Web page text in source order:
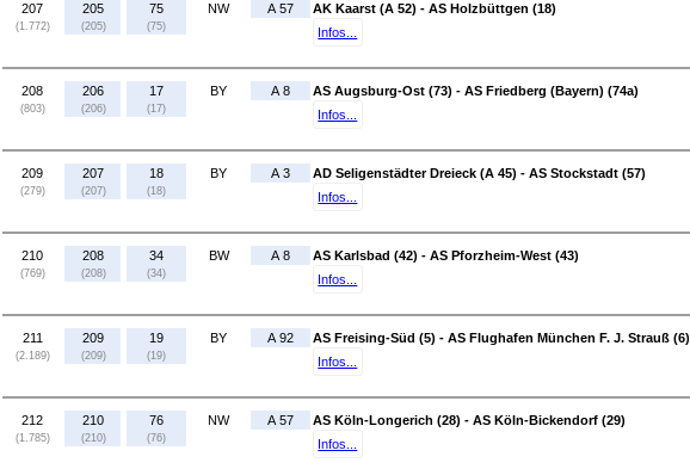
207
(1.772)
205
(205)
75
(75)
NW A 57
AK Kaarst (A 52) - AS Holzbüttgen (18)
Infos...
208
(803)
206
(206)
17
(17)
BY A 8
AS Augsburg-Ost (73) - AS Friedberg (Bayern) (74a)
Infos...
209
(279)
207
(207)
18
(18)
BY A 3
AD Seligenstädter Dreieck (A 45) - AS Stockstadt (57)
Infos...
210
(769)
208
(208)
34
(34)
BW A 8
AS Karlsbad (42) - AS Pforzheim-West (43)
Infos...
211
(2.189)
209
(209)
19
(19)
BY A 92
AS Freising-Süd (5) - AS Flughafen München F. J. Strauß (6)
Infos...
212
(1.785)
210
(210)
76
(76)
NW A 57
AS Köln-Longerich (28) - AS Köln-Bickendorf (29)
Infos...